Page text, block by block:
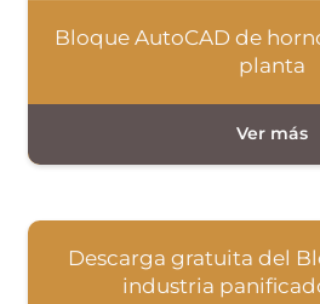
Bloque AutoCAD de
planta
Descarga gratuita del
industria